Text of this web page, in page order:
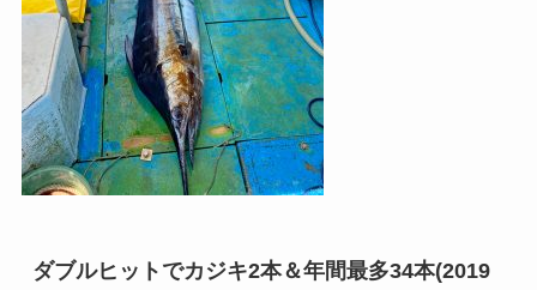
ダブルヒットでカジキ2本＆年間最多34本(2019